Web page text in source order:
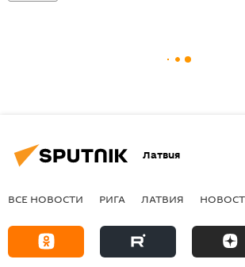
Латвия
ВСЕ НОВОСТИ РИГА ЛАТВИЯ